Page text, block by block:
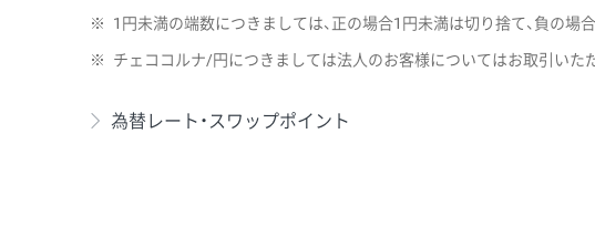
※ 1円未満の端数につきましては、正の場合1円未満は切り捨て、負の場
※ チェココルナ/円につきましては法人のお客様についてはお取引いた
為替レート・スワップポイント